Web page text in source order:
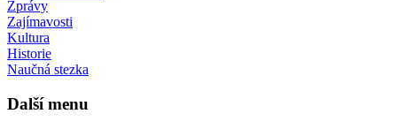
Zprávy
Zajímavosti
Kultura
Historie
Naučná stezka
Další menu